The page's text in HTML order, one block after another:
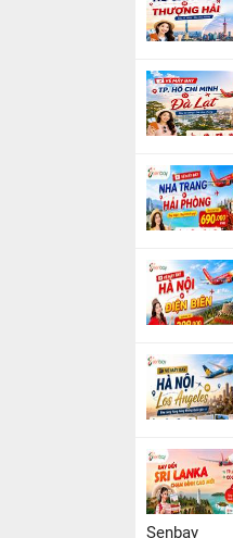
Senbay